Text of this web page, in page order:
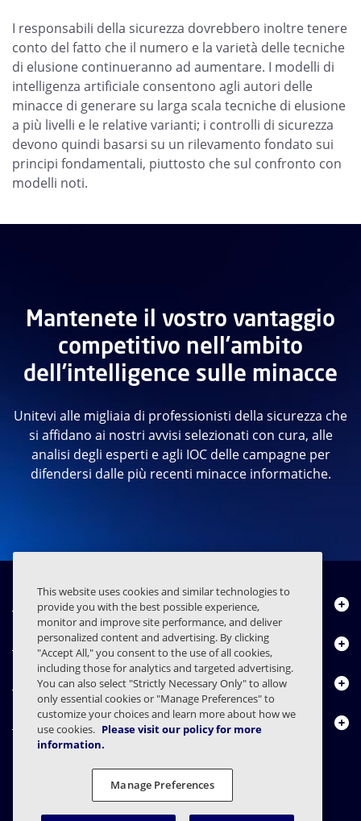
I responsabili della sicurezza dovrebbero inoltre tenere
conto del fatto che il numero e la varietà delle tecniche
di elusione continueranno ad aumentare. I modelli di
intelligenza artificiale consentono agli autori delle
minacce di generare su larga scala tecniche di elusione
a più livelli e le relative varianti; i controlli di sicurezza
devono quindi basarsi su un rilevamento fondato sui
principi fondamentali, piuttosto che sul confronto con
modelli noti.
Mantenete il vostro vantaggio
competitivo nell’ambito
dell’intelligence sulle minacce
Unitevi alle migliaia di professionisti della sicurezza che
si affidano ai nostri avvisi selezionati con cura, alle
analisi degli esperti e agli IOC delle campagne per
difendersi dalle più recenti minacce informatiche.
Chi siamo
Prodotti
Centro risorse
Contattaci
Informativa sulla privacy Note legali
This website uses cookies and similar technologies to
provide you with the best possible experience,
monitor and improve site performance, and deliver
personalized content and advertising. By clicking
"Accept All," you consent to the use of all cookies,
including those for analytics and targeted advertising.
You can also select "Strictly Necessary Only" to allow
only essential cookies or "Manage Preferences" to
customize your choices and learn more about how we
use cookies. Please visit our policy for more
information.
Manage Preferences